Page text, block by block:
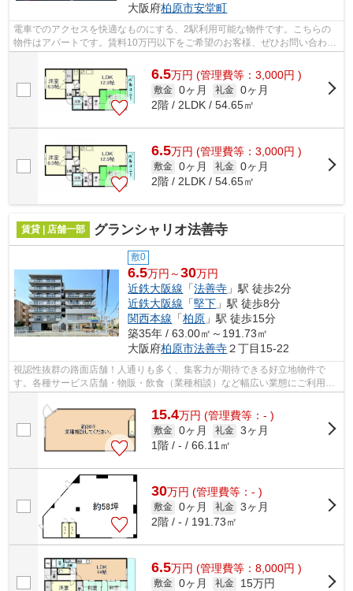
大阪府柏原市安堂町
電車でのアクセスを快適なものにする、2駅利用可能な物件です。こちらの
物件はアパートです。賃料10万円以下をご希望のお客様、ぜひお問い合わせ
ください。ぜひ一度見ていただきたい、...
6.5万円 (管理費等：3,000円 )
敷金 0ヶ月 礼金 0ヶ月
2階 / 2LDK / 54.65㎡
6.5万円 (管理費等：3,000円 )
敷金 0ヶ月 礼金 0ヶ月
2階 / 2LDK / 54.65㎡
賃貸 | 店舗一部 グランシャリオ法善寺
敷0
6.5万円～30万円
近鉄大阪線 「法善寺 」駅 徒歩2分
近鉄大阪線 「堅下 」駅 徒歩8分
関西本線 「柏原 」駅 徒歩15分
築35年 / 63.00㎡～191.73㎡
大阪府柏原市法善寺２丁目15-22
視認性抜群の路面店舗！人通りも多く、集客力が期待できる好立地物件で
す。各種サービス店舗・物販・飲食（業種相談）など幅広い業態にご利用い
ただけます！ 飲食店もご相談可能な1階...
15.4万円 (管理費等：- )
敷金 0ヶ月 礼金 3ヶ月
1階 / - / 66.11㎡
30万円 (管理費等：- )
敷金 0ヶ月 礼金 3ヶ月
2階 / - / 191.73㎡
6.5万円 (管理費等：8,000円 )
敷金 0ヶ月 礼金
15万円